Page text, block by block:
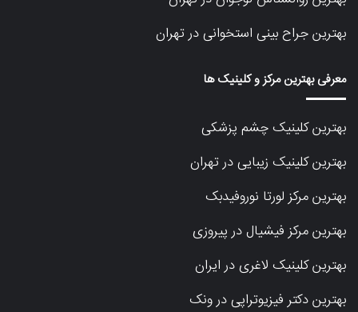
بهترین جراح بینی استخوانی در تهران
معرفی بهترین مرکز و کلینیک ها
بهترین کلینیک چشم پزشکی
بهترین کلینیک زیبایی در تهران
بهترین مرکز لورتا نوروفیدبک
بهترین مرکز فیشیال در پیروزی
بهترین کلینیک لاغری در ایران
بهترین دکتر فیزیوتراپی در ونک